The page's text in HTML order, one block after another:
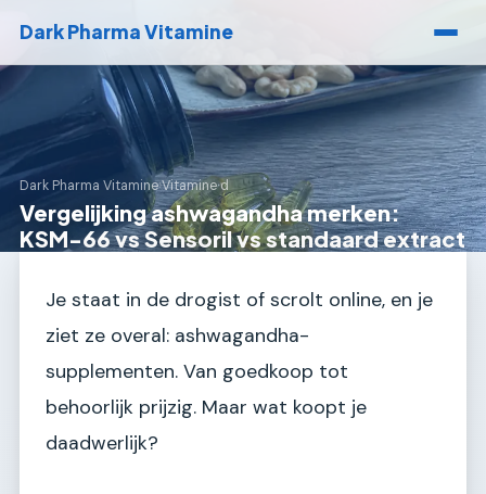
Dark Pharma Vitamine
Dark Pharma Vitamine›Vitamine d
Vergelijking ashwagandha merken:
KSM-66 vs Sensoril vs standaard extract
Je staat in de drogist of scrolt online, en je
ziet ze overal: ashwagandha-
supplementen. Van goedkoop tot
behoorlijk prijzig. Maar wat koopt je
daadwerlijk?